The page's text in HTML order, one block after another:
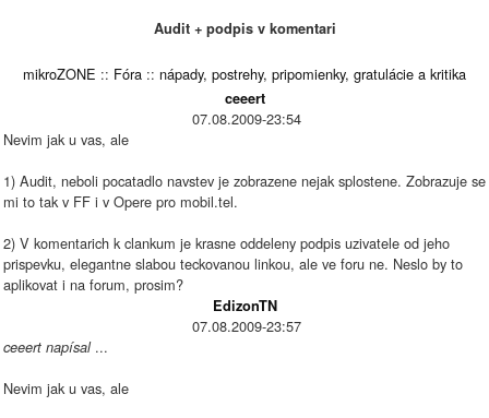
Audit + podpis v komentari
mikroZONE :: Fóra :: nápady, postrehy, pripomienky, gratulácie a kritika
ceeert
07.08.2009-23:54
Nevim jak u vas, ale
1) Audit, neboli pocatadlo navstev je zobrazene nejak splostene. Zobrazuje se
mi to tak v FF i v Opere pro mobil.tel.
2) V komentarich k clankum je krasne oddeleny podpis uzivatele od jeho
prispevku, elegantne slabou teckovanou linkou, ale ve foru ne. Neslo by to
aplikovat i na forum, prosim?
EdizonTN
07.08.2009-23:57
ceeert napísal...
Nevim jak u vas, ale